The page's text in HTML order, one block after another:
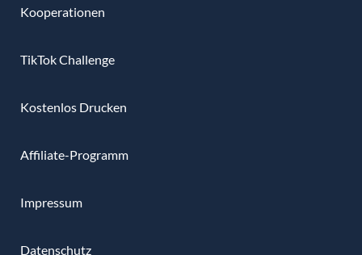
Kooperationen
TikTok Challenge
Kostenlos Drucken
Affiliate-Programm
Impressum
Datenschutz